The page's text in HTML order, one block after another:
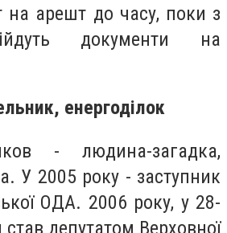
арешт до часу, поки з
документи на
енергоділок
- людина-загадка,
У 2005 року - заступник
ОДА. 2006 року, у 28-
став депутатом Верховної